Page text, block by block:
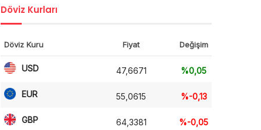
Döviz Kurları
Döviz Kuru Fiyat Değişim
USD 47,6671 %0,05
EUR 55,0615 %-0,13
GBP 64,3381 %-0,05